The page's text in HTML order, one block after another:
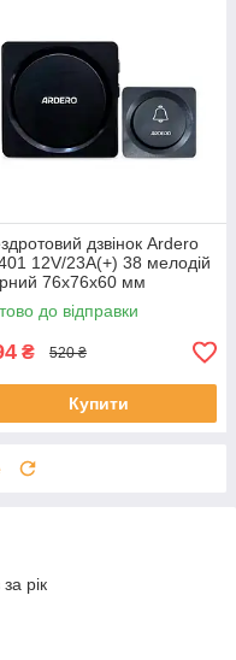
дзвінок Ardero
12V/23A(+) 38 мелодій
76х76х60 мм
до відправки
₴ 520 ₴
Купити
рік